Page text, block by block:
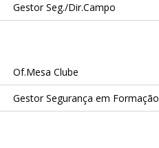
Gestor Seg./Dir.Campo
Of.Mesa Clube
Gestor Segurança em Formação